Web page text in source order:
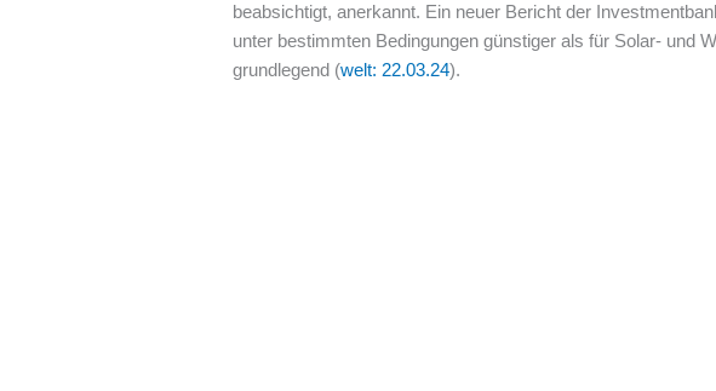
beabsichtigt, anerkannt. Ein neuer Bericht der
unter bestimmten Bedingungen günstiger als für Solar- und
grundlegend (welt: 22.03.24).